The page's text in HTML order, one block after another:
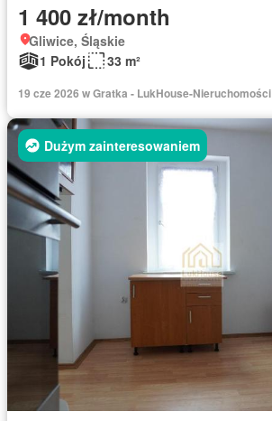
1 400 zł/month
Gliwice, Śląskie
1 Pokój
33 m²
19 cze 2026 w Gratka - LukHouse-Nieruchomości
Dużym zainteresowaniem